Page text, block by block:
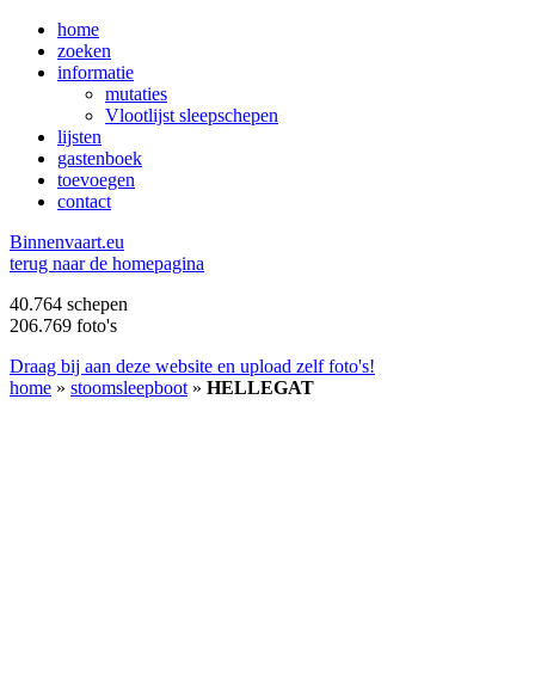
home
zoeken
informatie
mutaties
Vlootlijst sleepschepen
lijsten
gastenboek
toevoegen
contact
Binnenvaart.eu
terug naar de homepagina
40.764 schepen
206.769 foto's
Draag bij aan deze website en upload zelf foto's!
home » stoomsleepboot » HELLEGAT